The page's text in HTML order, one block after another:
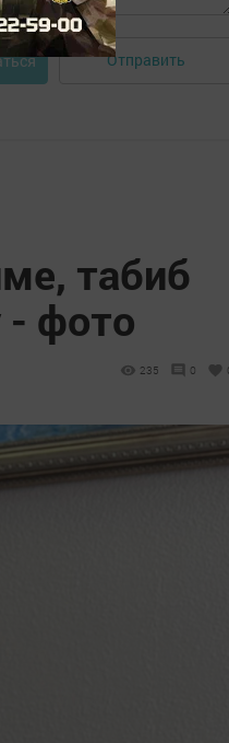
Отправить
табиб
- фото
235 0